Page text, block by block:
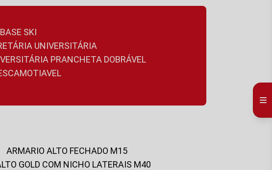
SKI
UNIVERSITÁRIA
PRANCHETA DOBRÁVEL
ARMARIO ALTO FECHADO M15
GOLD COM NICHO LATERAIS M40